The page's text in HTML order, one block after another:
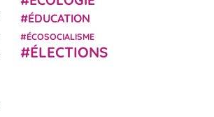
ÉDUCATION
ÉCOSOCIALISME
ÉLECTIONS